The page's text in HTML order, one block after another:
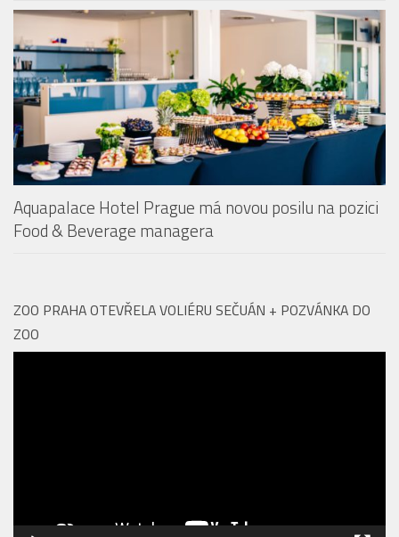
Aquapalace Hotel Prague má novou posilu na pozici
Food & Beverage managera
ZOO PRAHA OTEVŘELA VOLIÉRU SEČUÁN + POZVÁNKA DO
ZOO